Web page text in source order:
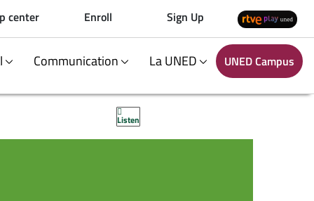
center Enroll Sign Up
Communication La UNED UNED Campus
Listen